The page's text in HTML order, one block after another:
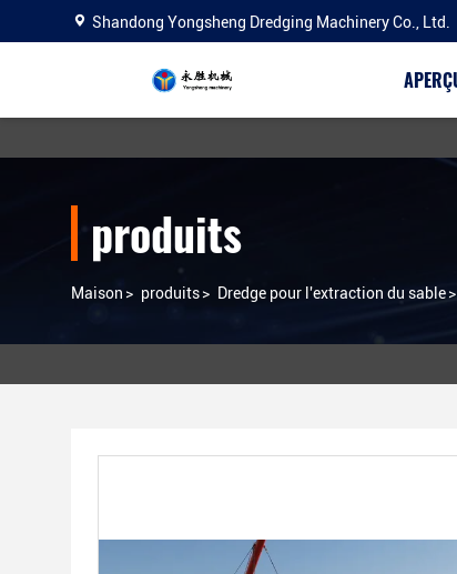
Shandong Yongsheng Dredging Machinery Co., Ltd.
produits
Maison > produits> Dredge pour l'extraction du sable>